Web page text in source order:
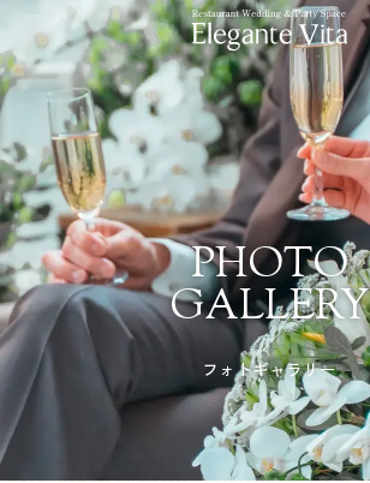
PHOTO
GALLERY
フォトギャラリー